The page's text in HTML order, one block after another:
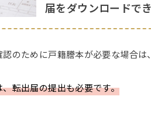
届をダウンロードで
のために戸籍謄本が必要な場合は
転出届の提出も必要です。